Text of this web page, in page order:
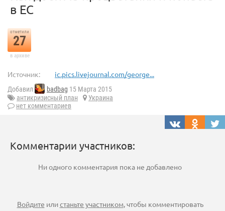
в ЕС
отметили
27
в архиве
Источник: ic.pics.livejournal.com/george...
Добавил badbag 15 Марта 2015
антикризисный план
Украина
нет комментариев
Комментарии участников:
Ни одного комментария пока не добавлено
Войдите илистаньте участником, чтобы комментировать